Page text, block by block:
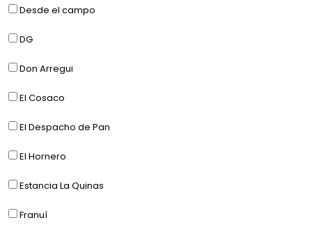
Desde el campo
DG
Don Arregui
El Cosaco
El Despacho de Pan
El Hornero
Estancia La Quinas
Franuí